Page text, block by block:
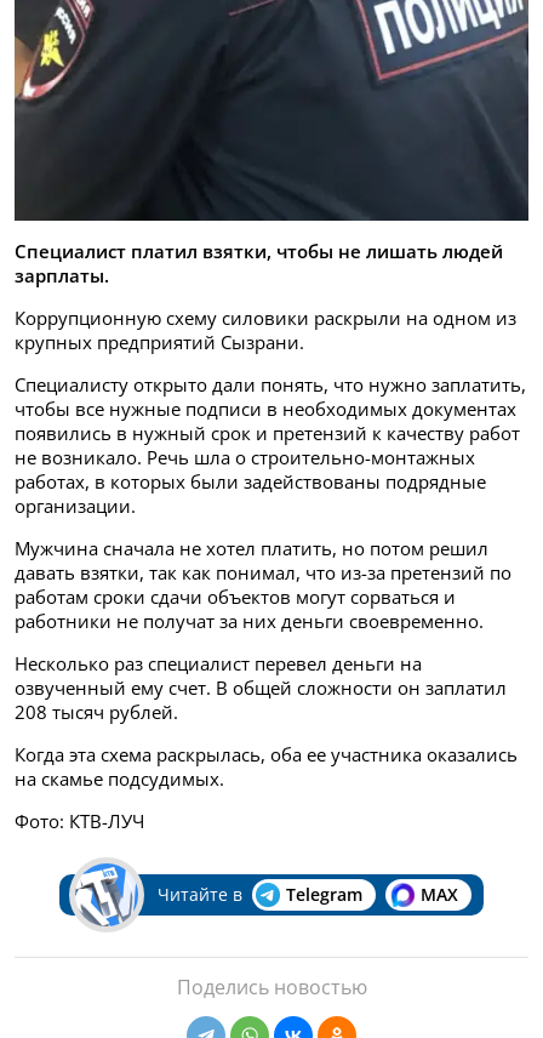
Специалист платил взятки, чтобы не лишать людей
зарплаты.
Коррупционную схему силовики раскрыли на одном из
крупных предприятий Сызрани.
Специалисту открыто дали понять, что нужно заплатить,
чтобы все нужные подписи в необходимых документах
появились в нужный срок и претензий к качеству работ
не возникало. Речь шла о строительно-монтажных
работах, в которых были задействованы подрядные
организации.
Мужчина сначала не хотел платить, но потом решил
давать взятки, так как понимал, что из-за претензий по
работам сроки сдачи объектов могут сорваться и
работники не получат за них деньги своевременно.
Несколько раз специалист перевел деньги на
озвученный ему счет. В общей сложности он заплатил
208 тысяч рублей.
Когда эта схема раскрылась, оба ее участника оказались
на скамье подсудимых.
Фото: КТВ-ЛУЧ
Читайте в Telegram MAX
Поделись новостью